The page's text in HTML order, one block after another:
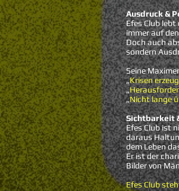
Ausdruck &
Efes Club
immer auf
Doch auch
sondern
Seine
„Krisen
„
„Nicht lange
Sichtbarkeit
Efes Club ist
daraus
dem Leben
Er ist der
Bilder von
Efes Club